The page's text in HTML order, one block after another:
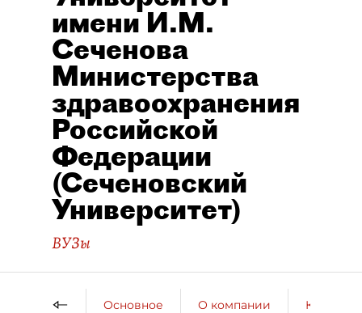
имени И.М.
Сеченова
Министерства
здравоохранения
Российской
Федерации
(Сеченовский
Университет)
ВУЗы
Основное О компании